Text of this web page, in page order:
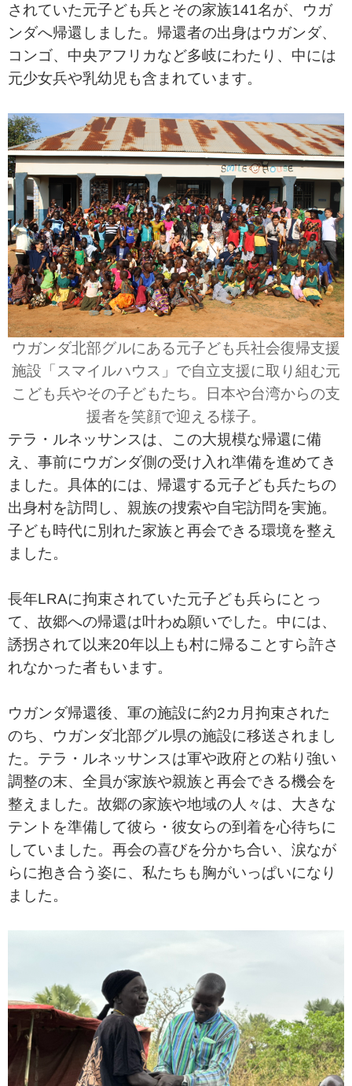
されていた元子ども兵とその家族141名が、ウガ
ンダへ帰還しました。帰還者の出身はウガンダ、
コンゴ、中央アフリカなど多岐にわたり、中には
元少女兵や乳幼児も含まれています。
ウガンダ北部グルにある元子ども兵社会復帰支援
施設「スマイルハウス」で自立支援に取り組む元
こども兵やその子どもたち。日本や台湾からの支
援者を笑顔で迎える様子。
テラ・ルネッサンスは、この大規模な帰還に備
え、事前にウガンダ側の受け入れ準備を進めてき
ました。具体的には、帰還する元子ども兵たちの
出身村を訪問し、親族の捜索や自宅訪問を実施。
子ども時代に別れた家族と再会できる環境を整え
ました。
長年LRAに拘束されていた元子ども兵らにとっ
て、故郷への帰還は叶わぬ願いでした。中には、
誘拐されて以来20年以上も村に帰ることすら許さ
れなかった者もいます。
ウガンダ帰還後、軍の施設に約2カ月拘束された
のち、ウガンダ北部グル県の施設に移送されまし
た。テラ・ルネッサンスは軍や政府との粘り強い
調整の末、全員が家族や親族と再会できる機会を
整えました。故郷の家族や地域の人々は、大きな
テントを準備して彼ら・彼女らの到着を心待ちに
していました。再会の喜びを分かち合い、涙なが
らに抱き合う姿に、私たちも胸がいっぱいになり
ました。